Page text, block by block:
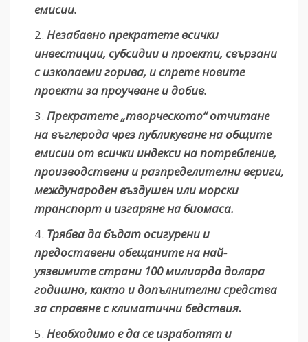
емисии.
Незабавно прекратете всички
инвестиции, субсидии и проекти, свързани
с изкопаеми горива, и спрете новите
проекти за проучване и добив.
Прекратете „творческото“ отчитане
на въглерода чрез публикуване на общите
емисии от всички индекси на потребление,
производствени и разпределителни вериги,
международен въздушен или морски
транспорт и изгаряне на биомаса.
Трябва да бъдат осигурени и
предоставени обещаните на най-
уязвимите страни 100 милиарда долара
годишно, както и допълнителни средства
за справяне с климатични бедствия.
Необходимо е да се изработят и